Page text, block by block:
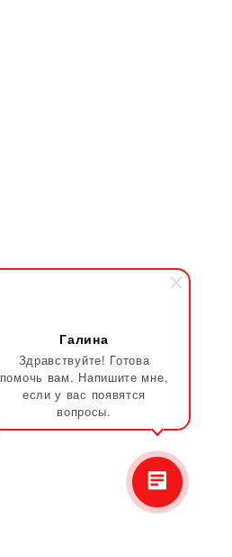
Галина
Здравствуйте! Готова
помочь вам. Напишите мне,
если у вас появятся
вопросы.